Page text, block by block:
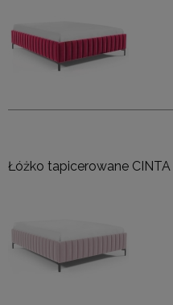
Łóżko tapicerowane